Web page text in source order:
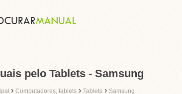
pelo Tablets - Samsung
› Computadores, tablets › Tablets › Samsung